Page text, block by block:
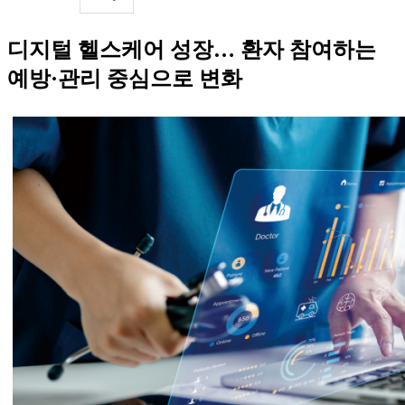
디지털 헬스케어 성장… 환자 참여하는
예방·관리 중심으로 변화